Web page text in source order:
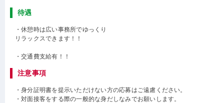
待遇
・休憩時は広い事務所でゆっくり
リラックスできます！！
・交通費支給有！！
注意事項
・身分証明書を提示いただけない方の応募はご遠慮ください。
・対面接客をする際の一般的な身だしなみでお願いします。